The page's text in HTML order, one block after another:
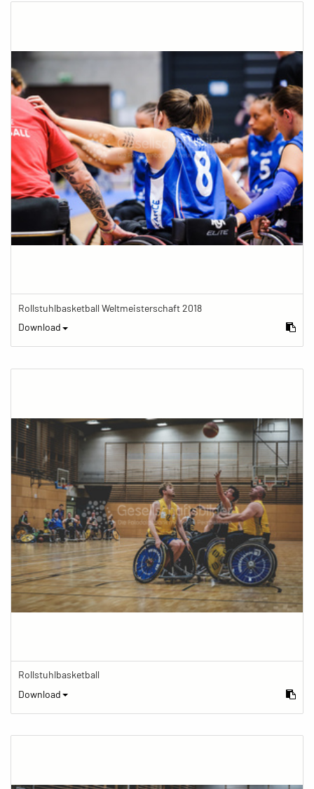
Rollstuhlbasketball Weltmeisterschaft 2018
Download
Rollstuhlbasketball
Download